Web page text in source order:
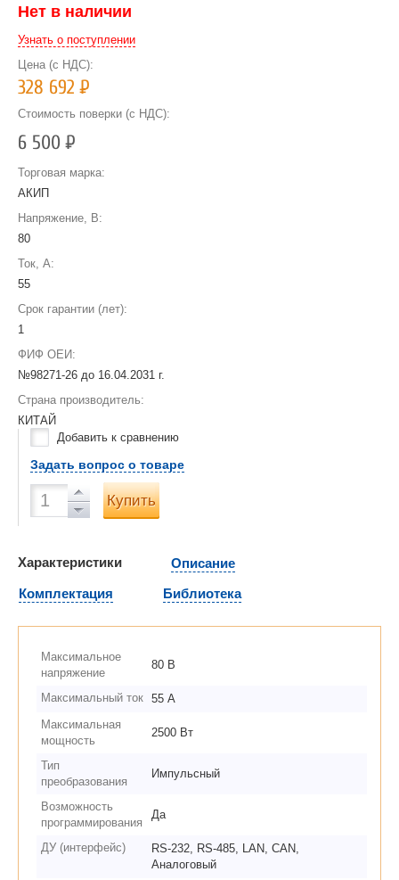
Нет в наличии
Узнать о поступлении
Цена (с НДС):
328 692Р
Стоимость поверки (с НДС):
6 500Р
Торговая марка:
АКИП
Напряжение, В:
80
Ток, А:
55
Срок гарантии (лет):
1
ФИФ ОЕИ:
№98271-26 до 16.04.2031 г.
Страна производитель:
КИТАЙ
Добавить к сравнению
Задать вопрос о товаре
Купить
Характеристики
Описание
Комплектация
Библиотека
Максимальное
напряжение
80 В
Максимальный ток 55 А
Максимальная
мощность
2500 Вт
Тип
преобразования
Импульсный
Возможность
программирования
Да
ДУ (интерфейс)
RS-232, RS-485, LAN, CAN,
Аналоговый